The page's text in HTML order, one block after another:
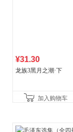
¥31.30
龙族3黑月之潮·下
加入购物车